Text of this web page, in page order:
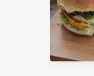
Accompagnement
Pizzas et focaccia
Gateaux et patisserie